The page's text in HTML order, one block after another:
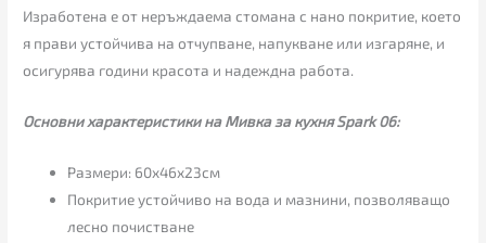
Изработена е от неръждаема стомана с нано покритие, което
я прави устойчива на отчупване, напукване или изгаряне, и
осигурява години красота и надеждна работа.
Основни характеристики на Мивка за кухня Spark 06:
Размери: 60х46х23см
Покритие устойчиво на вода и мазнини, позволяващо
лесно почистване